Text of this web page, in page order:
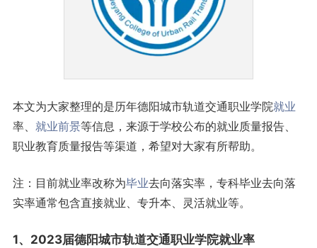
本文为大家整理的是历年德阳城市轨道交通职业学院就业
率、 就业前景等信息，来源于学校公布的就业质量报告、
职业教育质量报告等渠道，希望对大家有所帮助。
注：目前就业率改称为毕业去向落实率，专科毕业去向落
实率通常包含直接就业、专升本、灵活就业等。
1、2023届德阳城市轨道交通职业学院就业率